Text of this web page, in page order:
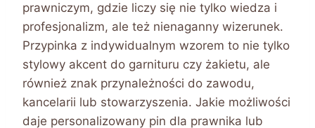
prawniczym, gdzie liczy się nie tylko wiedza i
profesjonalizm, ale też nienaganny wizerunek.
Przypinka z indywidualnym wzorem to nie tylko
stylowy akcent do garnituru czy żakietu, ale
również znak przynależności do zawodu,
kancelarii lub stowarzyszenia. Jakie możliwości
daje personalizowany pin dla prawnika lub